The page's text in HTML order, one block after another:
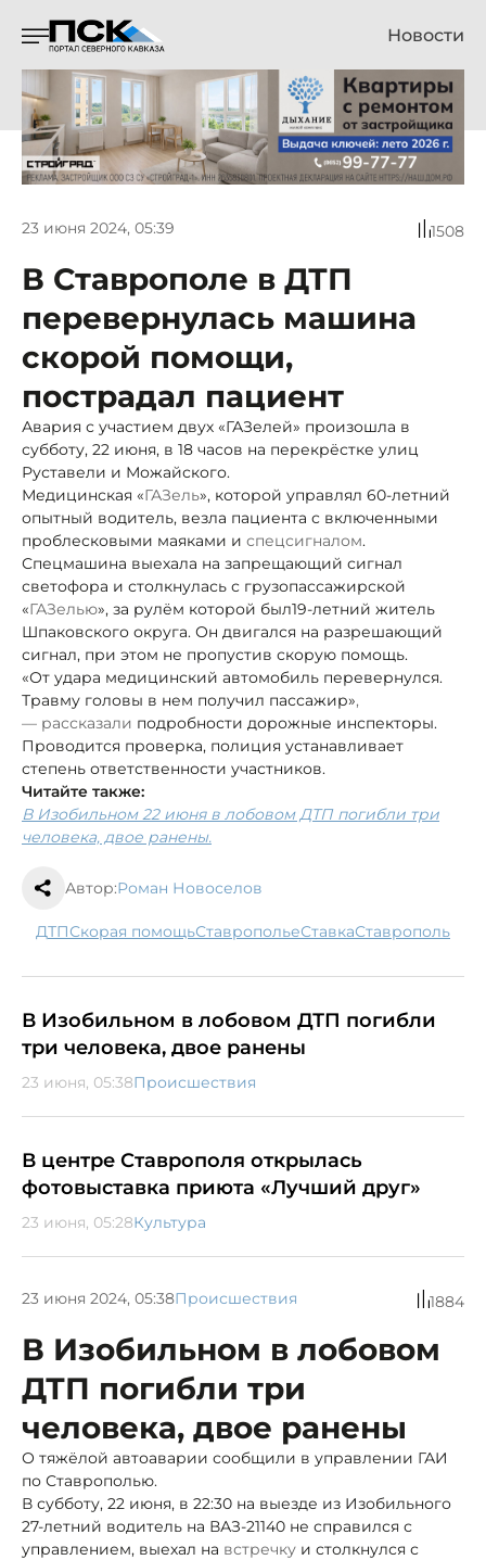
Новости
23 июня 2024, 05:39 1508
В Ставрополе в ДТП
перевернулась машина
скорой помощи,
пострадал пациент
Авария с участием двух «ГАЗелей» произошла в
субботу, 22 июня, в 18 часов на перекрёстке улиц
Руставели и Можайского.
Медицинская «ГАЗель», которой управлял 60-летний
опытный водитель, везла пациента с включенными
проблесковыми маяками и спецсигналом.
Спецмашина выехала на запрещающий сигнал
светофора и столкнулась с грузопассажирской
«ГАЗелью», за рулём которой был19-летний житель
Шпаковского округа. Он двигался на разрешающий
сигнал, при этом не пропустив скорую помощь.
«От удара медицинский автомобиль перевернулся.
Травму головы в нем получил пассажир»,
— рассказали подробности дорожные инспекторы.
Проводится проверка, полиция устанавливает
степень ответственности участников.
Читайте также:
В Изобильном 22 июня в лобовом ДТП погибли три
человека, двое ранены.
Автор:Роман Новоселов
ДТП скорая помощь Ставрополье ставка Ставрополь
В Изобильном в лобовом ДТП погибли
три человека, двое ранены
23 июня, 05:38Происшествия
В центре Ставрополя открылась
фотовыставка приюта «Лучший друг»
23 июня, 05:28Культура
23 июня 2024, 05:38Происшествия 1884
В Изобильном в лобовом
ДТП погибли три
человека, двое ранены
О тяжёлой автоаварии сообщили в управлении ГАИ
по Ставрополью.
В субботу, 22 июня, в 22:30 на выезде из Изобильного
27-летний водитель на ВАЗ-21140 не справился с
управлением, выехал на встречку и столкнулся с